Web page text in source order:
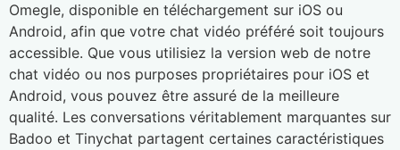
Omegle, disponible en téléchargement sur iOS ou
Android, afin que votre chat vidéo préféré soit toujours
accessible. Que vous utilisiez la version web de notre
chat vidéo ou nos purposes propriétaires pour iOS et
Android, vous pouvez être assuré de la meilleure
qualité. Les conversations véritablement marquantes sur
Badoo et Tinychat partagent certaines caractéristiques